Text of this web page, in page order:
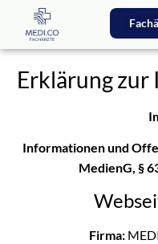
Erklärung
Informationen und
MedienG, §
Firma: